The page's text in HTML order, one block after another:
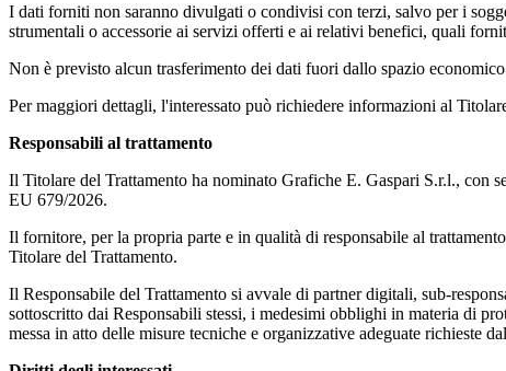
I dati forniti non saranno divulgati o condivisi con terzi, salvo per i
strumentali o accessorie ai servizi offerti e ai relativi benefici, quali
Non è previsto alcun trasferimento dei dati fuori dallo spazio
Per maggiori dettagli, l'interessato può richiedere informazioni al
Responsabili al trattamento
Il Titolare del Trattamento ha nominato Grafiche E. Gaspari S.r.l., con
EU 679/2026.
Il fornitore, per la propria parte e in qualità di responsabile al
Titolare del Trattamento.
Il Responsabile del Trattamento si avvale di partner digitali, sub-
sottoscritto dai Responsabili stessi, i medesimi obblighi in materia di
messa in atto delle misure tecniche e organizzative adeguate richieste